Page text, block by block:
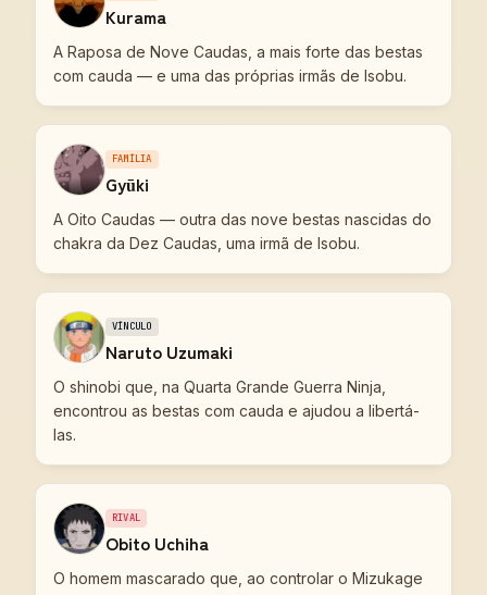
Kurama
A Raposa de Nove Caudas, a mais forte das bestas
com cauda — e uma das próprias irmãs de Isobu.
FAMÍLIA
Gyūki
A Oito Caudas — outra das nove bestas nascidas do
chakra da Dez Caudas, uma irmã de Isobu.
VÍNCULO
Naruto Uzumaki
O shinobi que, na Quarta Grande Guerra Ninja,
encontrou as bestas com cauda e ajudou a libertá-
las.
RIVAL
Obito Uchiha
O homem mascarado que, ao controlar o Mizukage